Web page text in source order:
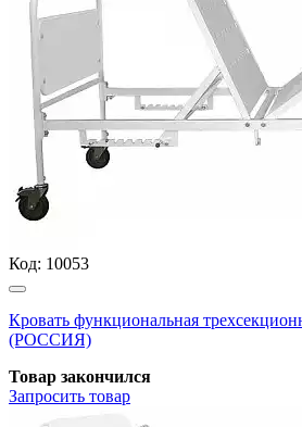
Код: 10053
Кровать функциональная
(РОССИЯ)
Товар закончился
Запросить товар